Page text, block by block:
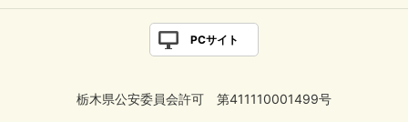
PCサイト
栃木県公安委員会許可 第411110001499号